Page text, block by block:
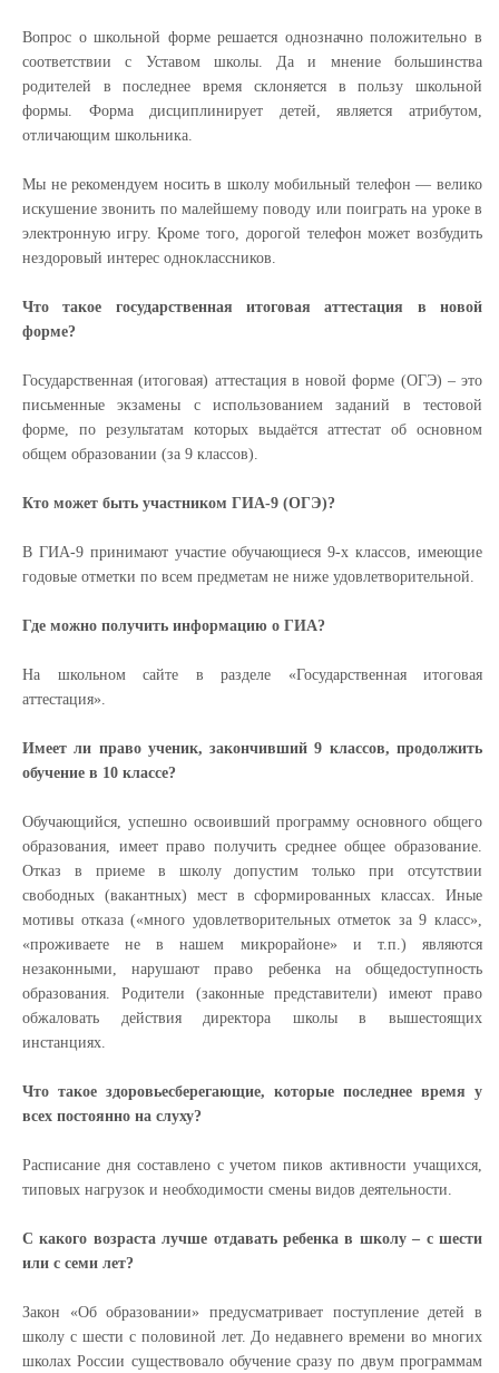
Вопрос о школьной форме решается однозначно положительно в
соответствии с Уставом школы. Да и мнение большинства
родителей в последнее время склоняется в пользу школьной
формы. Форма дисциплинирует детей, является атрибутом,
отличающим школьника.
Мы не рекомендуем носить в школу мобильный телефон — велико
искушение звонить по малейшему поводу или поиграть на уроке в
электронную игру. Кроме того, дорогой телефон может возбудить
нездоровый интерес одноклассников.
Что такое государственная итоговая аттестация в новой
форме?
Государственная (итоговая) аттестация в новой форме (ОГЭ) – это
письменные экзамены с использованием заданий в тестовой
форме, по результатам которых выдаётся аттестат об основном
общем образовании (за 9 классов).
Кто может быть участником ГИА-9 (ОГЭ)?
В ГИА-9 принимают участие обучающиеся 9-х классов, имеющие
годовые отметки по всем предметам не ниже удовлетворительной.
Где можно получить информацию о ГИА?
На школьном сайте в разделе «Государственная итоговая
аттестация».
Имеет ли право ученик, закончивший 9 классов, продолжить
обучение в 10 классе?
Обучающийся, успешно освоивший программу основного общего
образования, имеет право получить среднее общее образование.
Отказ в приеме в школу допустим только при отсутствии
свободных (вакантных) мест в сформированных классах. Иные
мотивы отказа («много удовлетворительных отметок за 9 класс»,
«проживаете не в нашем микрорайоне» и т.п.) являются
незаконными, нарушают право ребенка на общедоступность
образования. Родители (законные представители) имеют право
обжаловать действия директора школы в вышестоящих
инстанциях.
Что такое здоровьесберегающие, которые последнее время у
всех постоянно на слуху?
Расписание дня составлено с учетом пиков активности учащихся,
типовых нагрузок и необходимости смены видов деятельности.
С какого возраста лучше отдавать ребенка в школу – с шести
или с семи лет?
Закон «Об образовании» предусматривает поступление детей в
школу с шести с половиной лет. До недавнего времени во многих
школах России существовало обучение сразу по двум программам